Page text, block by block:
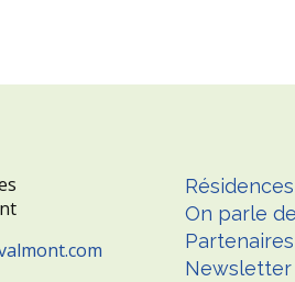
Résidences
On parle
Partenaires
Newsletter